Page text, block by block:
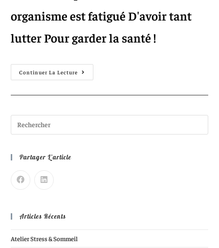
organisme est fatigué D'avoir tant
lutter Pour garder la santé !
Continuer La Lecture
Partager L’article
Articles Récents
Atelier Stress & Sommeil